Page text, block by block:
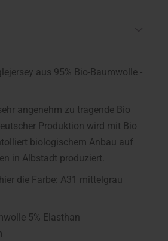
aus 95% Bio-Baumwolle -
angenehm zu tragende Bio
Produktion wird mit Bio
biologischem Anbau auf
in Albstadt produziert.
die Farbe: A31 mittelgrau
5% Elasthan